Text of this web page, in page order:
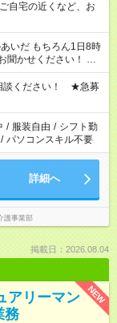
自宅の近くなど、お
いだ もちろん1日8時
聞かせください！ ★
くご相談ください。
談ください！ ★急募
/ 服装自由 / シフト勤
/ パソコンスキル不要
詳細へ
護事業部
掲載日：2026.08.04
NEW
アリーマン
務